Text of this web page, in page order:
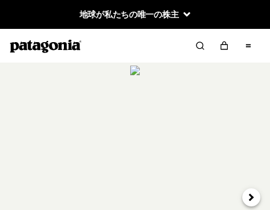
地球が私たちの唯一の株主
次へ